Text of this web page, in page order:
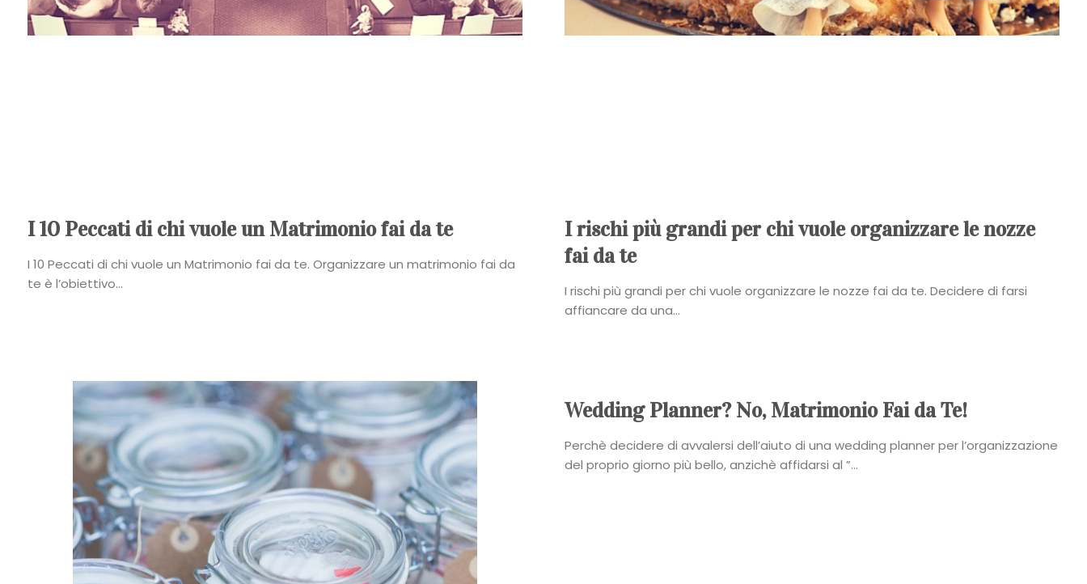
Sposa
Meet
The
Planner
Casa
degli
Sposi
I 10 Peccati di chi vuole un Matrimonio fai da te
I 10 Peccati di chi vuole un Matrimonio fai da te. Organizzare un matrimonio fai da
te è l’obiettivo...
I rischi più grandi per chi vuole organizzare le nozze
fai da te
I rischi più grandi per chi vuole organizzare le nozze fai da te. Decidere di farsi
affiancare da una...
Wedding Planner? No, Matrimonio Fai da Te!
Perchè decidere di avvalersi dell’aiuto di una wedding planner per l’organizzazione
del proprio giorno più bello, anzichè affidarsi al ”...